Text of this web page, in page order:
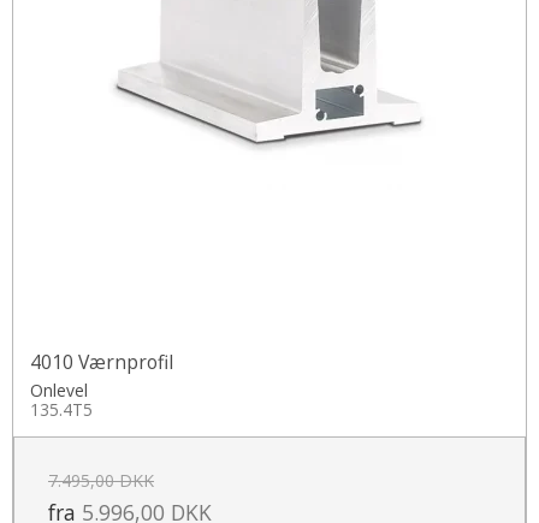
4010 Værnprofil
Onlevel
135.4T5
7.495,00 DKK
fra 5.996,00 DKK